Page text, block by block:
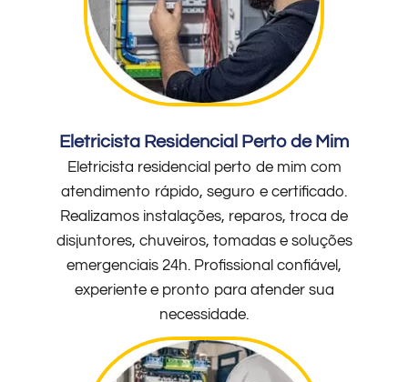
Eletricista Residencial Perto de Mim
Eletricista residencial perto de mim com
atendimento rápido, seguro e certificado.
Realizamos instalações, reparos, troca de
disjuntores, chuveiros, tomadas e soluções
emergenciais 24h. Profissional confiável,
experiente e pronto para atender sua
necessidade.